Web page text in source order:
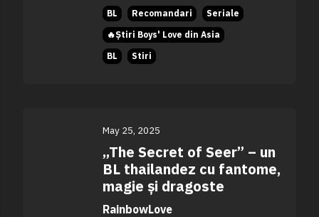
BL Recomandari
Seriale
🔥Știri Boys' Love din Asia
BL
Stiri
May 25, 2025
„The Secret of Seer” – un
BL thailandez cu fantome,
magie și dragoste
RainbowLove